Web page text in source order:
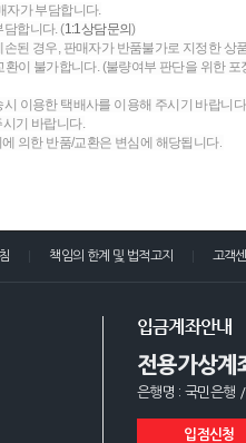
자가 부담합니다.
담합니다. (1:1상담문의)
된 경우, 판매자가 반품불가로 지정한 상
이 불가합니다. (불량여부 판단을 위한
이용한 택배사를 이용해 주시기 바랍니
기 바랍니다.
의한 반품/교환은 변심에 해당됩니다.
책임의 한계 및 법적고지 고객
입금계좌안내
전용가상계
은행명 : 국민은행
입점신청